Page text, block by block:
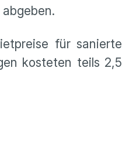
für sanierte
kosteten teils 2,5